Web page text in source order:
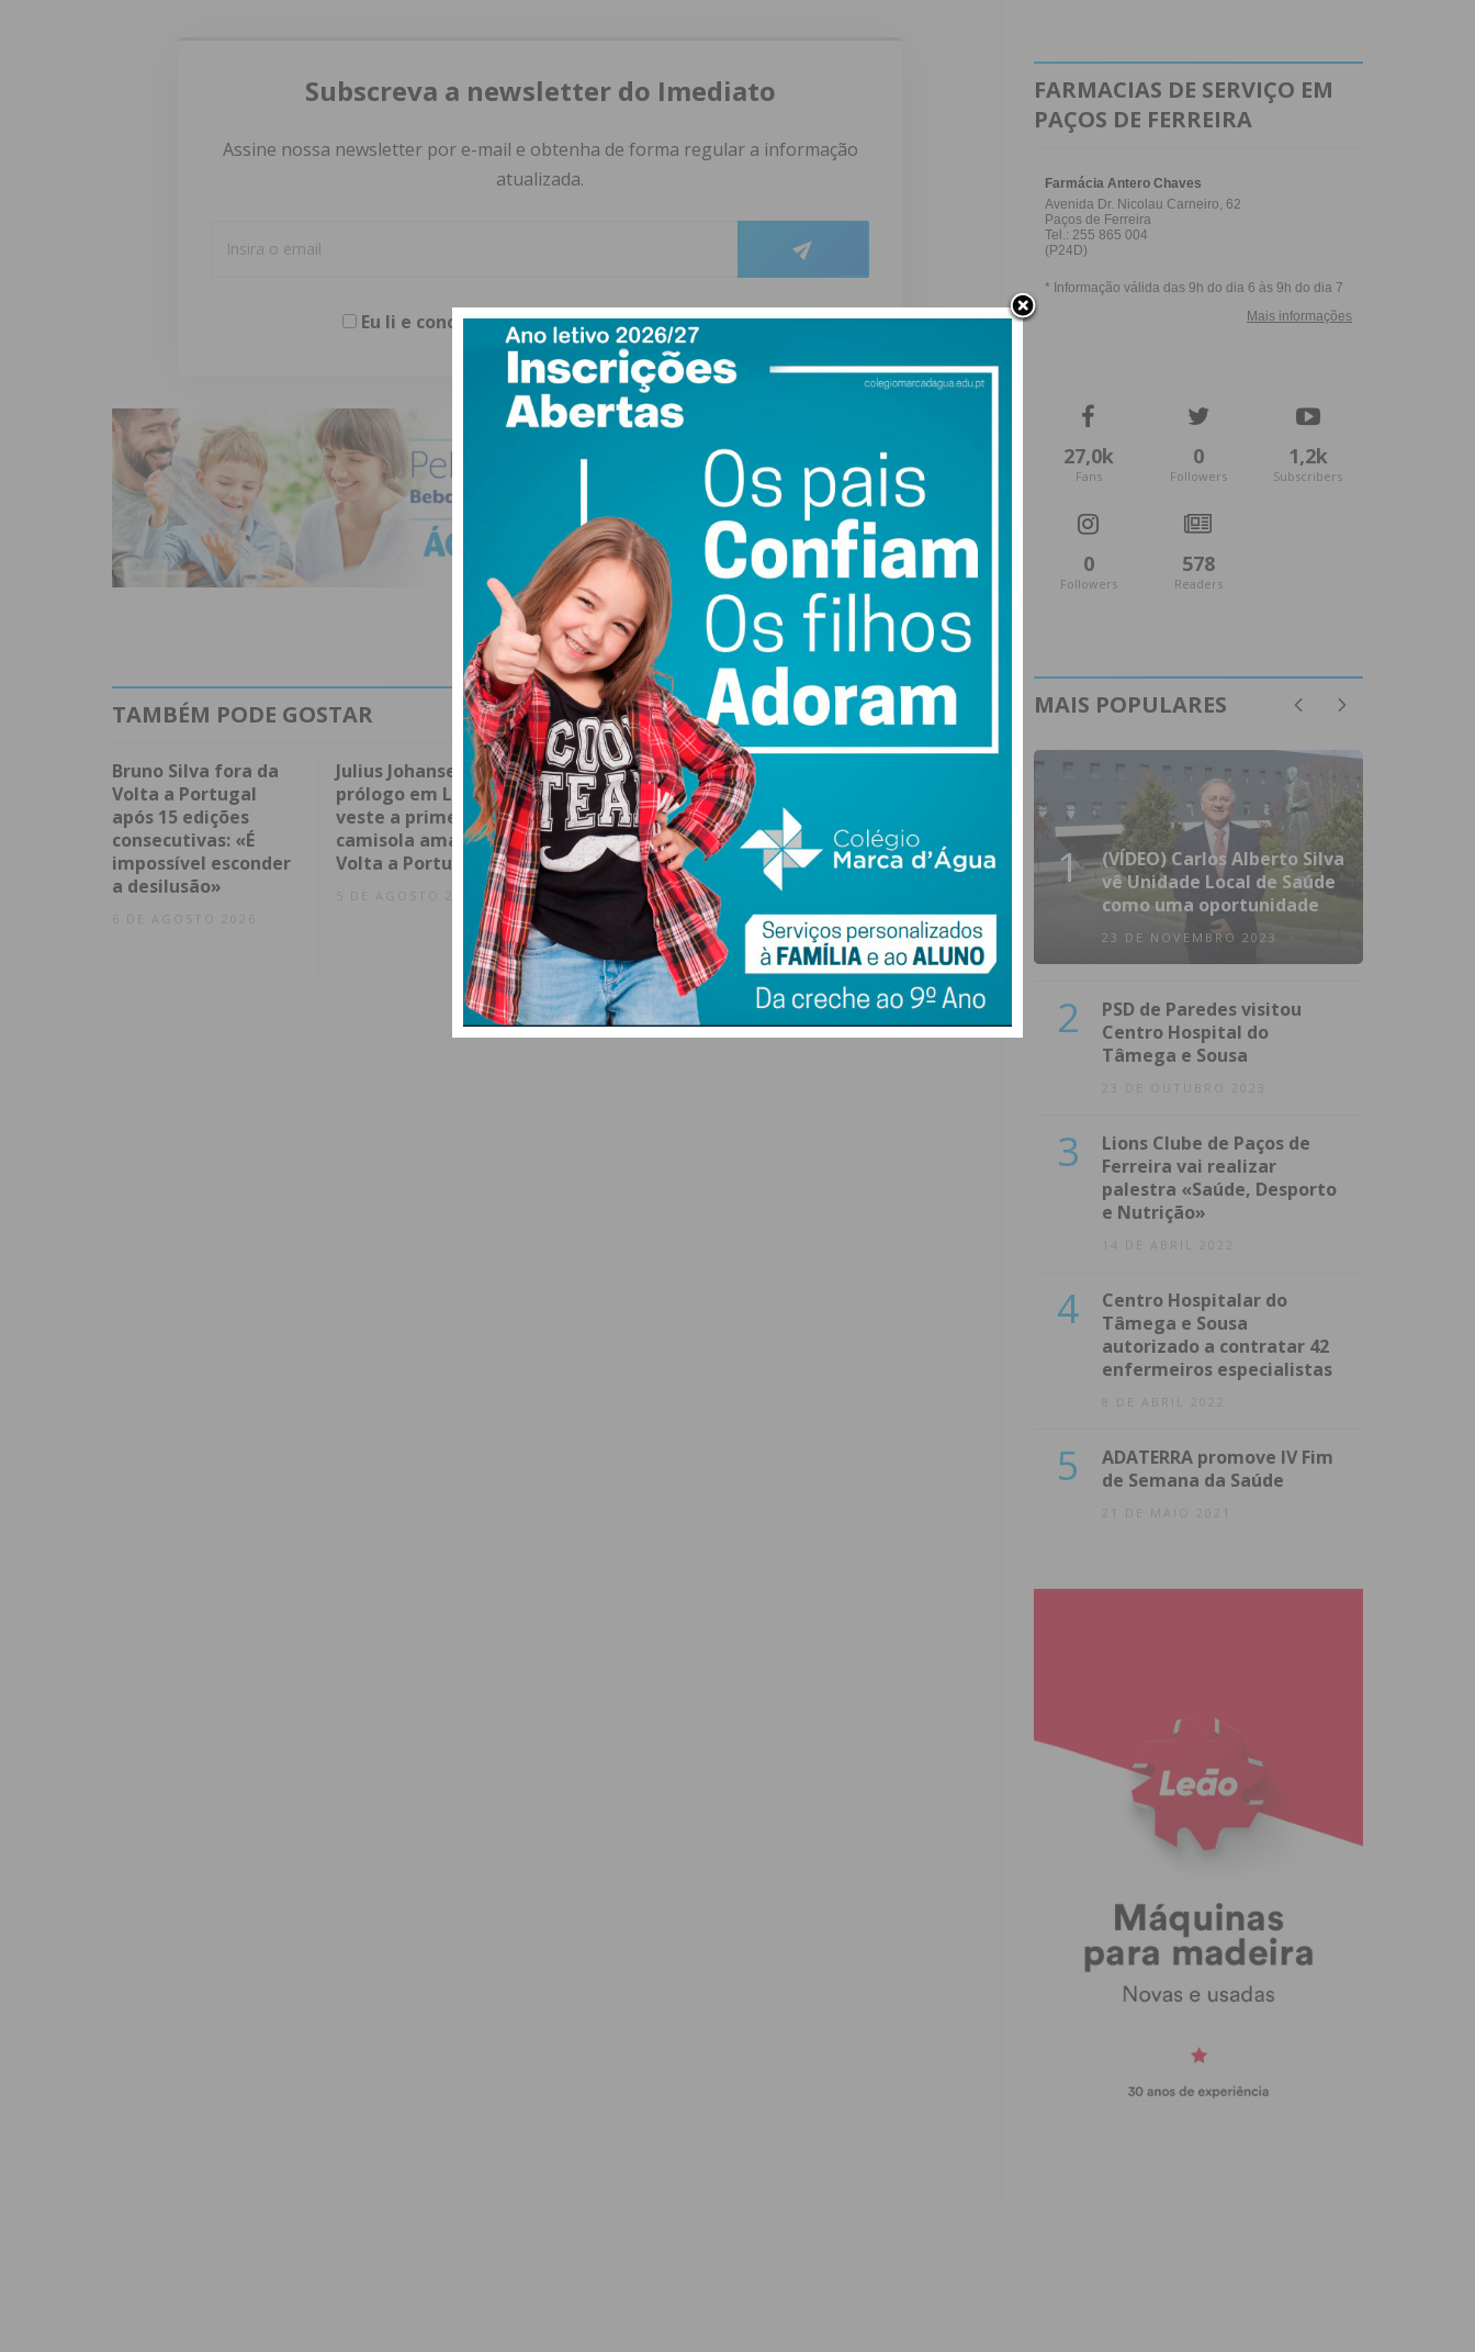
Subscreva a newsletter do Imediato
Assine nossa newsletter por e-mail e obtenha de forma regular a informação
atualizada.
Eu li e concordo com ostermos e condições
TAMBÉM PODE GOSTAR
Bruno Silva fora da
Volta a Portugal
após 15 edições
consecutivas: «É
impossível esconder
a desilusão»
6 DE AGOSTO 2026
Julius Johansen vence
prólogo em Lisboa e
veste a primeira
camisola amarela da
Volta a Portugal
5 DE AGOSTO 2026
Rota do Românico
investe na
salvaguarda do
património das
igrejas
5 DE AGOSTO 2026
pontes
intergeracionais
com jogos
tradicionais e
piquenique
comunitário
5 DE AGOSTO 2026
FARMACIAS DE SERVIÇO EM
PAÇOS DE FERREIRA
27,0k
Fans
0
Followers
1,2k
Subscribers
0
Followers
578
Readers
MAIS POPULARES
1
(VÍDEO) Carlos Alberto Silva
vê Unidade Local de Saúde
como uma oportunidade
23 DE NOVEMBRO 2023
2
PSD de Paredes visitou
Centro Hospital do
Tâmega e Sousa
23 DE OUTUBRO 2023
3
Lions Clube de Paços de
Ferreira vai realizar
palestra «Saúde, Desporto
e Nutrição»
14 DE ABRIL 2022
4
Centro Hospitalar do
Tâmega e Sousa
autorizado a contratar 42
enfermeiros especialistas
8 DE ABRIL 2022
5
ADATERRA promove IV Fim
de Semana da Saúde
21 DE MAIO 2021